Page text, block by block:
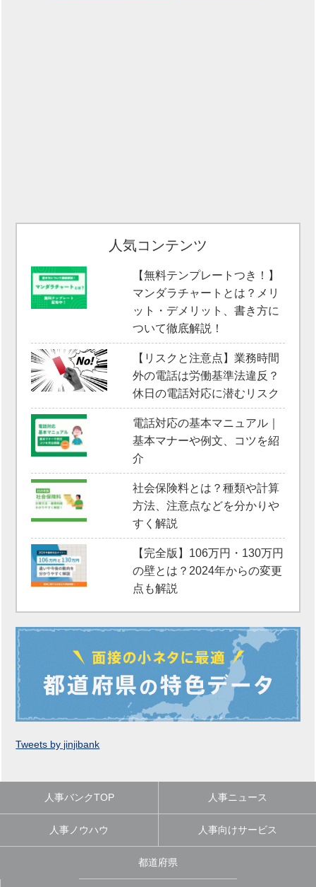
人気コンテンツ
【無料テンプレートつき！】
マンダラチャートとは？メリ
ット・デメリット、書き方に
ついて徹底解説！
【リスクと注意点】業務時間
外の電話は労働基準法違反？
休日の電話対応に潜むリスク
電話対応の基本マニュアル｜
基本マナーや例文、コツを紹
介
社会保険料とは？種類や計算
方法、注意点などを分かりや
すく解説
【完全版】106万円・130万円
の壁とは？2024年からの変更
点も解説
Tweets by jinjibank
人事バンクTOP 人事ニュース
人事ノウハウ 人事向けサービス
都道府県